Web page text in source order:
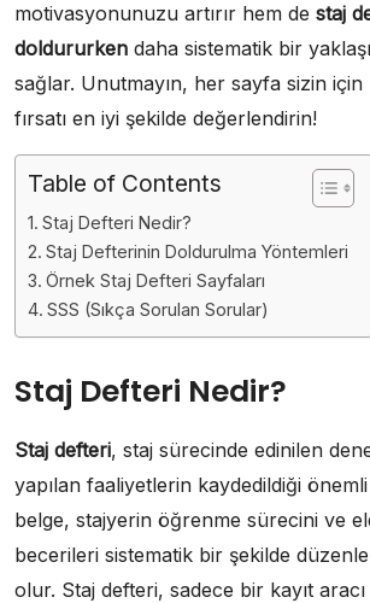
motivasyonunuzu artırır hem de staj
doldururken daha sistematik bir
sağlar. Unutmayın, her sayfa sizin için
fırsatı en iyi şekilde değerlendirin!
Table of Contents
Staj Defteri Nedir?
Staj Defterinin Doldurulma Yöntemleri
Örnek Staj Defteri Sayfaları
SSS (Sıkça Sorulan Sorular)
Staj Defteri Nedir?
Staj defteri, staj sürecinde edinilen
yapılan faaliyetlerin kaydedildiği
belge, stajyerin öğrenme sürecini ve
becerileri sistematik bir şekilde
olur. Staj defteri, sadece bir kayıt aracı